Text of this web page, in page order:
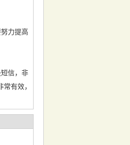
力提高
信，非
有效，